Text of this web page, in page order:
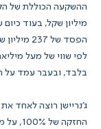
בלבד, ובעבר עמד על
ג'נריישן רוצה לאחד
החזקה